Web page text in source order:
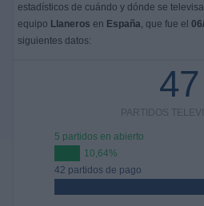
estadísticos de cuándo y dónde se
equipo Llaneros en España, que fue el
siguientes datos:
47
PARTIDOS
5 partidos en abierto
10,64%
42 partidos de pago